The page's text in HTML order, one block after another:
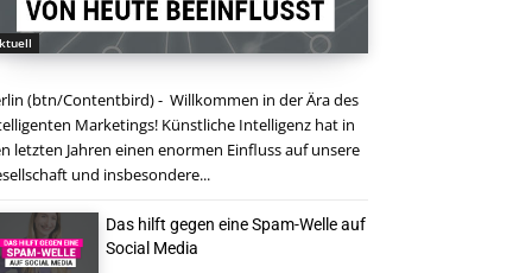
(btn/Contentbird) - Willkommen in der Ära des
Marketings! Künstliche Intelligenz hat in
letzten Jahren einen enormen Einfluss auf unsere
und insbesondere...
Das hilft gegen eine Spam-Welle auf
Social Media